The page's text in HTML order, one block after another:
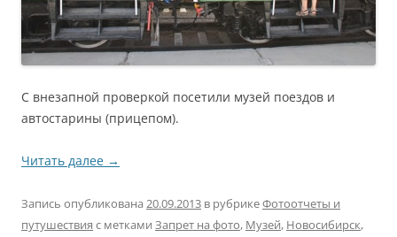
С внезапной проверкой посетили музей поездов и
автостарины (прицепом).
Читать далее →
Запись опубликована 20.09.2013 в рубрикеФотоотчеты и
путушествия с метками Запрет на фото, Музей, Новосибирск,